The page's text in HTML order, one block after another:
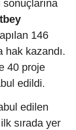
146
hak kazandı.
40 proje
edildi.
edilen
sırada yer